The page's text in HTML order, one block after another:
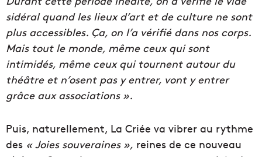
sidéral quand les lieux d’art et de culture ne sont
plus accessibles. Ça, on l’a vérifié dans nos corps.
Mais tout le monde, même ceux qui sont
intimidés, même ceux qui tournent autour du
théâtre et n’osent pas y entrer, vont y entrer
grâce aux associations ».
Puis, naturellement, La Criée va vibrer au rythme
des « Joies souveraines », reines de ce nouveau